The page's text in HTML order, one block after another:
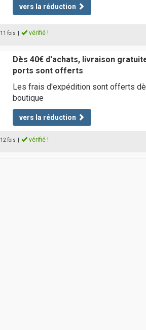
vers la réduction
11 fois vérifié !
Dès 40€ d'achats, livraison
ports sont offerts
Les frais d'expédition sont offerts
boutique
vers la réduction
12 fois vérifié !